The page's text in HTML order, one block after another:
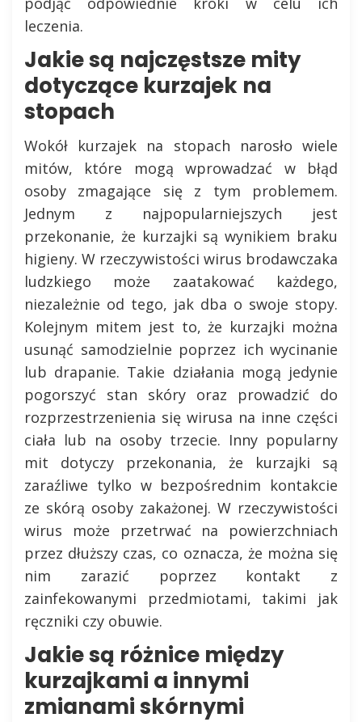
leczenia.
Jakie są najczęstsze mity
dotyczące kurzajek na
stopach
Wokół kurzajek na stopach narosło wiele
mitów, które mogą wprowadzać w błąd
osoby zmagające się z tym problemem.
Jednym z najpopularniejszych jest
przekonanie, że kurzajki są wynikiem braku
higieny. W rzeczywistości wirus brodawczaka
ludzkiego może zaatakować każdego,
niezależnie od tego, jak dba o swoje stopy.
Kolejnym mitem jest to, że kurzajki można
usunąć samodzielnie poprzez ich wycinanie
lub drapanie. Takie działania mogą jedynie
pogorszyć stan skóry oraz prowadzić do
rozprzestrzenienia się wirusa na inne części
ciała lub na osoby trzecie. Inny popularny
mit dotyczy przekonania, że kurzajki są
zaraźliwe tylko w bezpośrednim kontakcie
ze skórą osoby zakażonej. W rzeczywistości
wirus może przetrwać na powierzchniach
przez dłuższy czas, co oznacza, że można się
nim zarazić poprzez kontakt z
zainfekowanymi przedmiotami, takimi jak
ręczniki czy obuwie.
Jakie są różnice między
kurzajkami a innymi
zmianami skórnymi